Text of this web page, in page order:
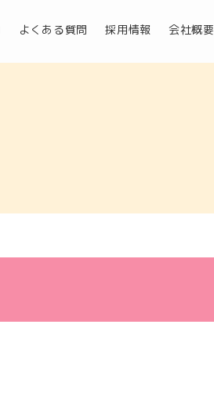
よくある質問 採用情報 会社概要